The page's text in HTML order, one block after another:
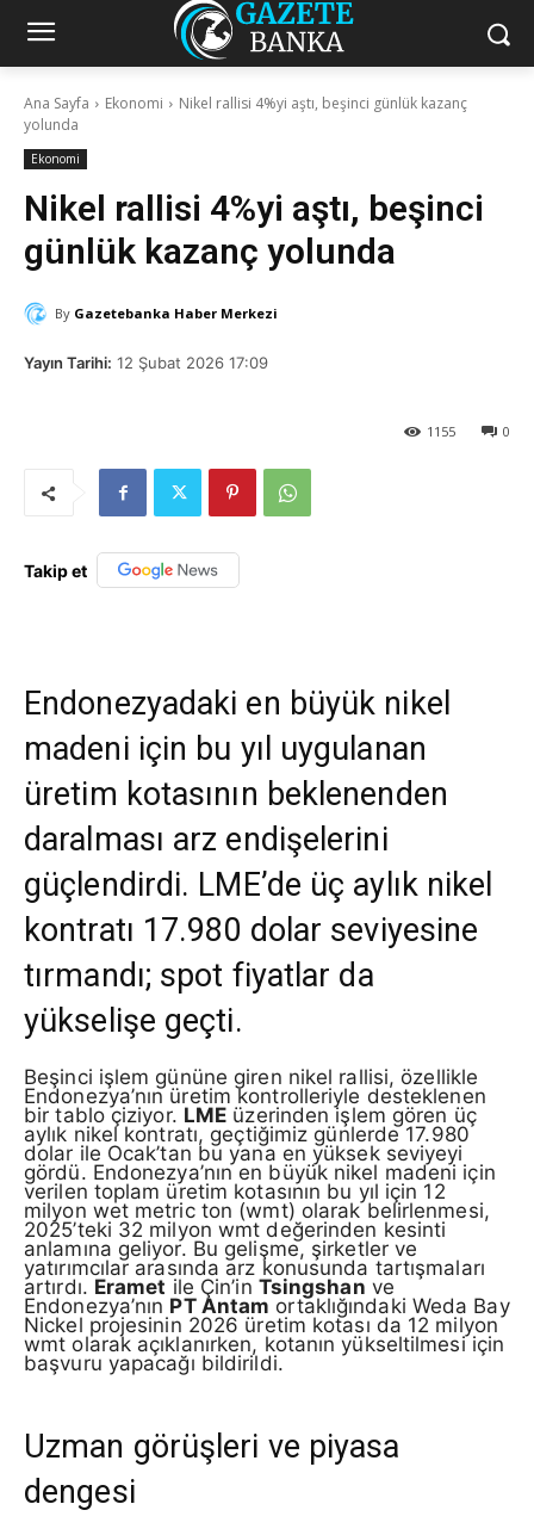
Ana Sayfa Ekonomi
Nikel rallisi 4%yi aştı, beşinci günlük kazanç
yolunda
Ekonomi
Nikel rallisi 4%yi aştı, beşinci
günlük kazanç yolunda
By Gazetebanka Haber Merkezi
Yayın Tarihi: 12 Şubat 2026 17:09
0
1155
Takip et
Endonezyadaki en büyük nikel
madeni için bu yıl uygulanan
üretim kotasının beklenenden
daralması arz endişelerini
güçlendirdi. LME’de üç aylık nikel
kontratı 17.980 dolar seviyesine
tırmandı; spot fiyatlar da
yükselişe geçti.
Beşinci işlem gününe giren nikel rallisi, özellikle
Endonezya’nın üretim kontrolleriyle desteklenen
bir tablo çiziyor. LME üzerinden işlem gören üç
aylık nikel kontratı, geçtiğimiz günlerde 17.980
dolar ile Ocak’tan bu yana en yüksek seviyeyi
gördü. Endonezya’nın en büyük nikel madeni için
verilen toplam üretim kotasının bu yıl için 12
milyon wet metric ton (wmt) olarak belirlenmesi,
2025’teki 32 milyon wmt değerinden kesinti
anlamına geliyor. Bu gelişme, şirketler ve
yatırımcılar arasında arz konusunda tartışmaları
artırdı. Eramet ile Çin’in Tsingshan ve
Endonezya’nın PT Antam ortaklığındaki Weda Bay
Nickel projesinin 2026 üretim kotası da 12 milyon
wmt olarak açıklanırken, kotanın yükseltilmesi için
başvuru yapacağı bildirildi.
Uzman görüşleri ve piyasa
dengesi